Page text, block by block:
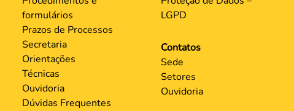
formulários
Prazos de Processos
Secretaria
Orientações
Técnicas
Ouvidoria
Dúvidas Frequentes
LGPD
Contatos
Sede
Setores
Ouvidoria